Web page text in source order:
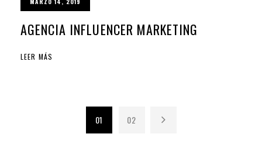
AGENCIA INFLUENCER MARKETING
LEER MÁS
01 02